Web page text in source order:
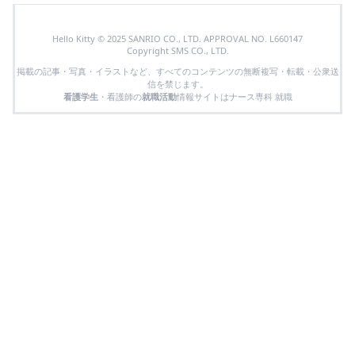
Hello Kitty © 2025 SANRIO CO., LTD. APPROVAL NO. L660147
Copyright SMS CO., LTD.
掲載の記事・写真・イラストなど、すべてのコンテンツの無断複写・転載・公衆送
信を禁じます。
看護学生 ・看護師の就職活動情報サイトはナース専科 就職